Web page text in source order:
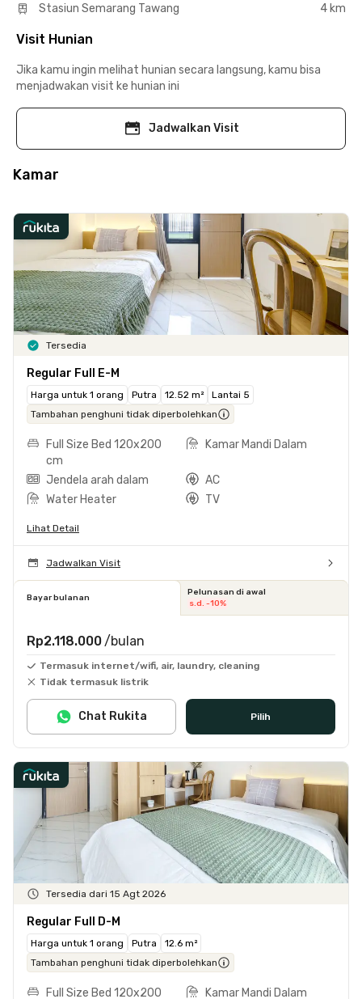
Stasiun Semarang Tawang
4 km
Visit Hunian
Jika kamu ingin melihat hunian secara langsung, kamu bisa
menjadwakan visit ke hunian ini
Jadwalkan Visit
Kamar
Tersedia
Regular Full E-M
Harga untuk 1 orang Putra 12.52 m²
Lantai 5
Tambahan penghuni tidak diperbolehkan
Full Size Bed 120x200
cm
Kamar Mandi Dalam
Jendela arah dalam
AC
Water Heater
TV
Lihat Detail
Jadwalkan Visit
Bayar bulanan
Pelunasan di awal
s.d. -10%
Rp2.118.000 /bulan
Termasuk internet/wifi, air, laundry, cleaning
Tidak termasuk listrik
Pilih
Chat Rukita
Tersedia dari 15 Agt 2026
Regular Full D-M
Harga untuk 1 orang Putra
12.6 m²
Tambahan penghuni tidak diperbolehkan
Full Size Bed 120x200
Kamar Mandi Dalam